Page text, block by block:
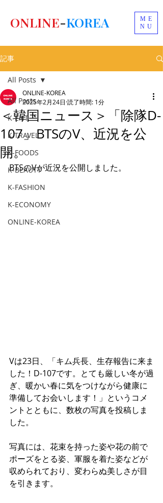
ME
NU
ONLINE-KOREA
記事
All Posts
K-ENT
K-TRAVEL
K-FOODS
K-BEAUTY
K-FASHION
K-ECONOMY
ONLINE-KOREA
All Posts
＜韓国ニュース＞「除隊D-
107」BTSのV、近況を公
開。
ONLINE-KOREA
2025年2月24日 読了時間: 1分
BTSのVが近況を公開しました。
Vは23日、「キム兵長、生存報告に来ま
した！D-107です。とても厳しい冬が過
ぎ、暖かい春に気をつけながら健康に
準備してお会いします！」というコメ
ントとともに、数枚の写真を投稿しま
した。
写真には、花束を持った姿や花の前で
ポーズをとる姿、軍服を着た姿などが
収められており、変わらぬ美しさが目
を引きます。